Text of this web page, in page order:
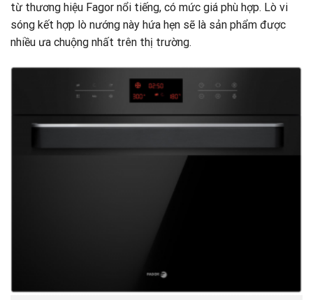
từ thương hiệu Fagor nổi tiếng, có mức giá phù hợp. Lò vi
sóng kết hợp lò nướng này hứa hẹn sẽ là sản phẩm được
nhiều ưa chuộng nhất trên thị trường.